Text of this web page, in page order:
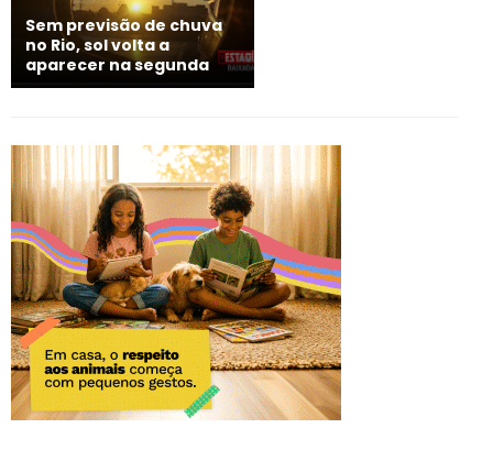
Sem previsão de chuva
no Rio, sol volta a
aparecer na segunda